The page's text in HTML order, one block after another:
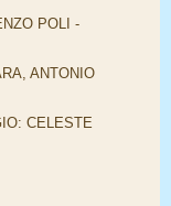
POLI -
ANTONIO
CELESTE